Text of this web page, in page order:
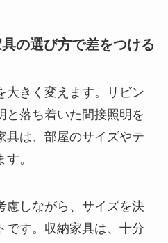
の選び方で差をつける
大きく変えます。リビン
と落ち着いた間接照明を
具は、部屋のサイズやテ
。
慮しながら、サイズを決
です。収納家具は、十分